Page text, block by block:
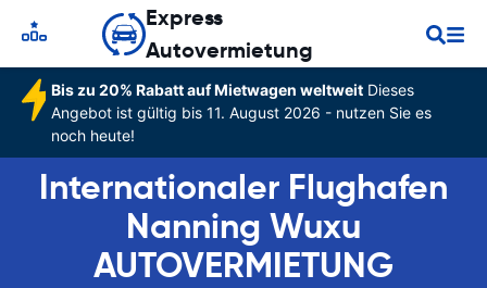
Express
Autovermietung
Bis zu 20% Rabatt auf Mietwagen weltweitDieses
Angebot ist gültig bis 11. August 2026 - nutzen Sie es
noch heute!
Internationaler Flughafen
Nanning Wuxu
AUTOVERMIETUNG